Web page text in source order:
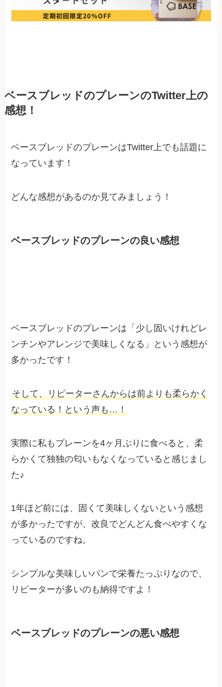
ベースブレッドのプレーンのTwitter上の
感想！
ベースブレッドのプレーンはTwitter上でも話題に
なっています！
どんな感想があるのか見てみましょう！
ベースブレッドのプレーンの良い感想
ベースブレッドのプレーンは「少し固いけれどレ
ンチンやアレンジで美味しくなる」という感想が
多かったです！
そして、リピーターさんからは前よりも柔らかく
なっている！という声も…！
実際に私もプレーンを4ヶ月ぶりに食べると、柔
らかくて独独の匂いもなくなっていると感じまし
た♪
1年ほど前には、固くて美味しくないという感想
が多かったですが、改良でどんどん食べやすくな
っているのですね。
シンプルな美味しいパンで栄養たっぷりなので、
リピーターが多いのも納得ですよ！
ベースブレッドのプレーンの悪い感想